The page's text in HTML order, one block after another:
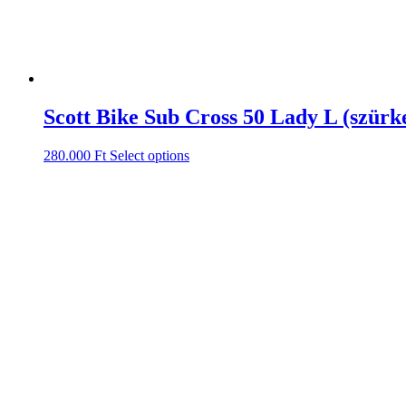
Scott Bike Sub Cross 50 Lady L
280.000 Ft Select options